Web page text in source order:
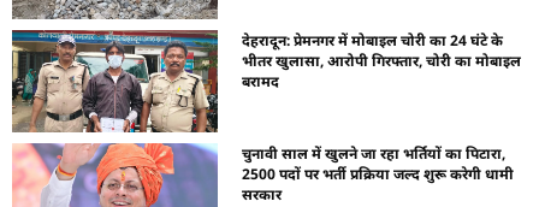
देहरादून: प्रेमनगर में मोबाइल चोरी का 24 घंटे के
भीतर खुलासा, आरोपी गिरफ्तार, चोरी का मोबाइल
बरामद
चुनावी साल में खुलने जा रहा भर्तियों का पिटारा,
2500 पदों पर भर्ती प्रक्रिया जल्द शुरू करेगी धामी
सरकार